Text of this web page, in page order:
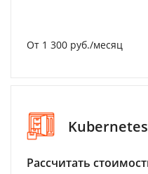
От 1 300 руб./месяц
Kubernetes
Рассчитать